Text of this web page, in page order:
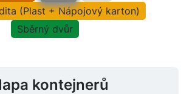
(Plast + Nápojový karton)
Sběrný dvůr
kontejnerů